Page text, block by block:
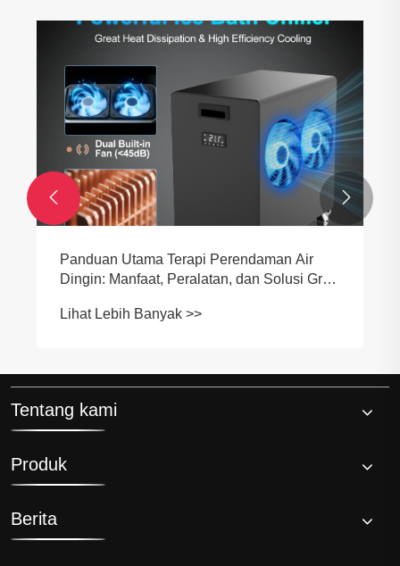
Panduan Utama Terapi Perendaman Air
Dingin: Manfaat, Peralatan, dan Solusi Grup
Lihat Lebih Banyak >>
 
Tentang kami
Produk
Berita